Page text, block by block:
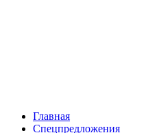
Главная
Спецпредложения